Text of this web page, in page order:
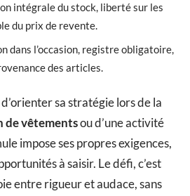
intégrale du stock, liberté sur les
du prix de revente.
dans l’occasion, registre obligatoire,
des articles.
sa stratégie lors de la
de vêtementsou d’une activité
impose ses propres exigences,
à saisir. Le défi, c’est
entre rigueur et audace, sans